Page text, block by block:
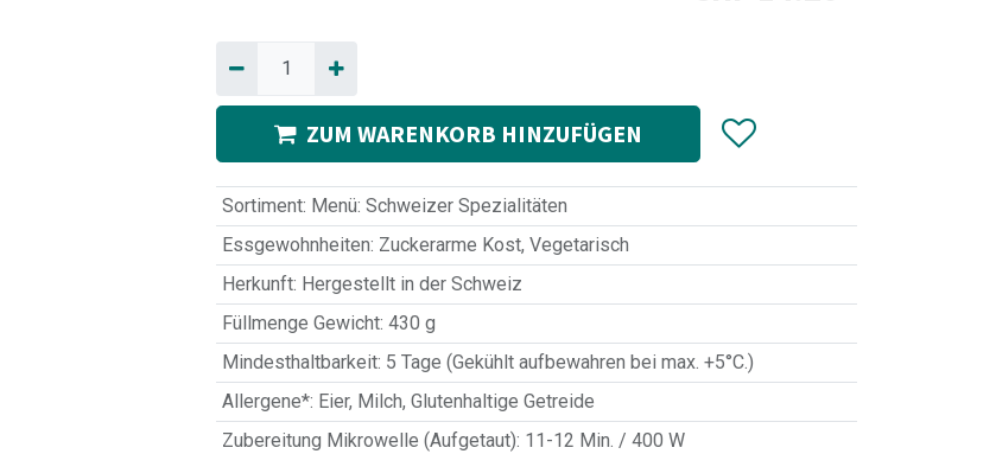
ZUM WARENKORB HINZUFÜGEN
Sortiment: Menü: Schweizer Spezialitäten
Essgewohnheiten: Zuckerarme Kost, Vegetarisch
Herkunft: Hergestellt in der Schweiz
Füllmenge Gewicht: 430 g
Mindesthaltbarkeit: 5 Tage (Gekühlt aufbewahren bei max. +5°C.)
Allergene*: Eier, Milch, Glutenhaltige Getreide
Zubereitung Mikrowelle (Aufgetaut): 11-12 Min. / 400 W